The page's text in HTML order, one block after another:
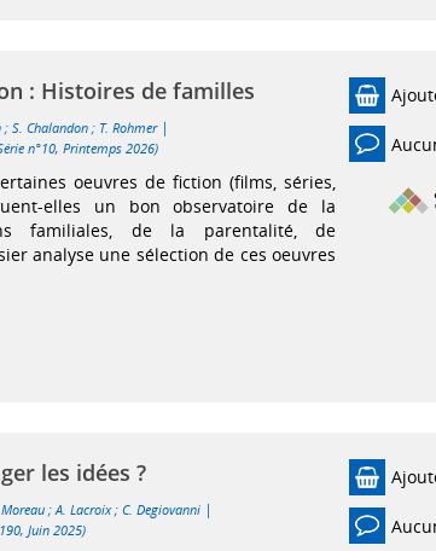
: Histoires de familles
;S. Chalandon ; T. Rohmer |
n°10, Printemps 2026)
oeuvres de fiction (films, séries,
elles un bon observatoire de la
familiales, de la parentalité, de
analyse une sélection de ces oeuvres
les idées ?
Moreau ;A. Lacroix;C. Degiovanni |
Juin 2025)